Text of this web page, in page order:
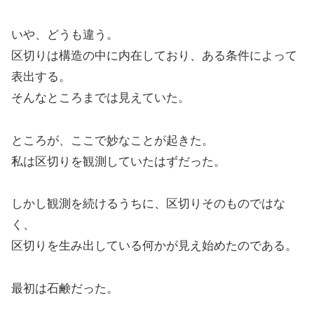
いや、どうも違う。
区切りは構造の中に内在しており、ある条件によって
表出する。
そんなところまでは見えていた。
ところが、ここで妙なことが起きた。
私は区切りを観測していたはずだった。
しかし観測を続けるうちに、区切りそのものではな
く、
区切りを生み出している何かが見え始めたのである。
最初は石鹸だった。